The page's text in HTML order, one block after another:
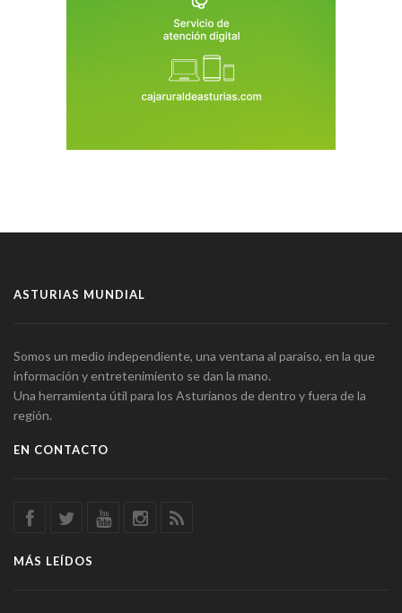
ASTURIAS MUNDIAL
Somos un medio independiente, una ventana al paraíso, en la que
información y entretenimiento se dan la mano.
Una herramienta útil para los Asturianos de dentro y fuera de la
región.
EN CONTACTO
MÁS LEÍDOS